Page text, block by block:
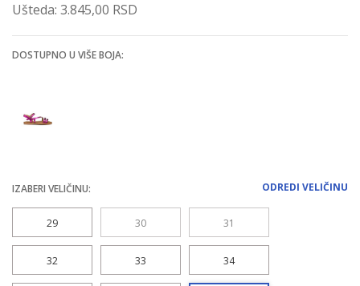
Ušteda: 3.845,00 RSD
DOSTUPNO U VIŠE BOJA:
ODREDI VELIČINU
IZABERI VELIČINU:
29 30 31
32 33 34